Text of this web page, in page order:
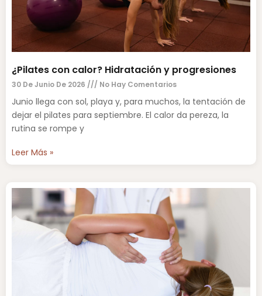
¿Pilates con calor? Hidratación y progresiones
30 De Junio De 2026 No Hay Comentarios
Junio llega con sol, playa y, para muchos, la tentación de
dejar el pilates para septiembre. El calor da pereza, la
rutina se rompe y
Leer Más »